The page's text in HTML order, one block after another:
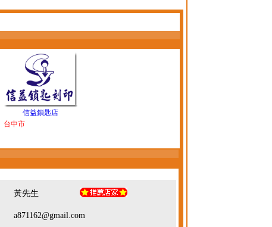
信益鎖匙店
台中市
黃先生
a871162@gmail.com